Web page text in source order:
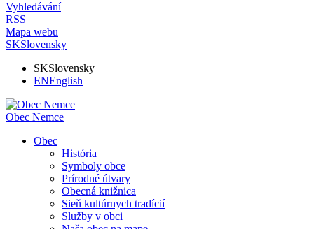
Vyhledávání
RSS
Mapa webu
SKSlovensky
SKSlovensky
ENEnglish
Obec Nemce
Obec
História
Symboly obce
Prírodné útvary
Obecná knižnica
Sieň kultúrnych tradícií
Služby v obci